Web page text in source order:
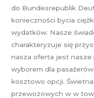
do Bundesrepublik
konieczności bycia
wydatków. Nasze
charakteryzuje się
nasza oferta jest
wyborem dla
kosztowo opcji.
przewozowych w w